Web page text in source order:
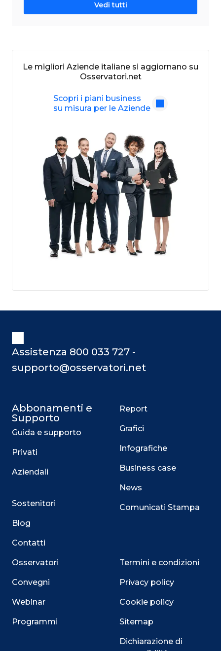
Vedi tutti
Le migliori Aziende italiane si aggiornano su
Osservatori.net
Scopri i piani business
su misura per le Aziende
Assistenza 800 033 727 -
supporto@osservatori.net
Abbonamenti e
Supporto
Guida e supporto
Privati
Aziendali
Sostenitori
Blog
Contatti
Osservatori
Convegni
Webinar
Programmi
Report
Grafici
Infografiche
Business case
News
Comunicati Stampa
Termini e condizioni
Privacy policy
Cookie policy
Sitemap
Dichiarazione di